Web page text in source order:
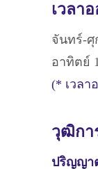
เวลา
จันทร์-ศุ
อาทิตย์
(* เวลา
วุฒิกา
ปริญญา